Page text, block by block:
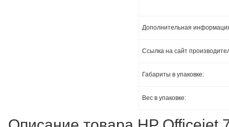
Дополнительная
Ссылка на сайт
Габариты в упаковке:
Вес в упаковке: